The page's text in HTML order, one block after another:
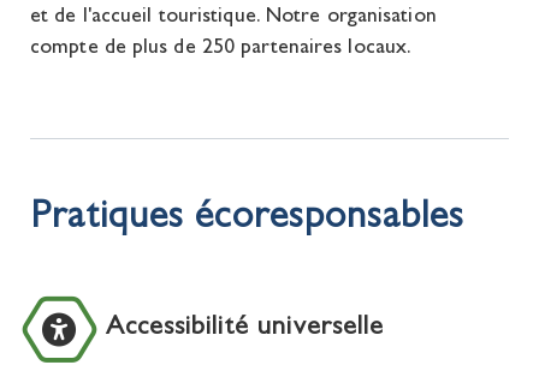
et de l'accueil touristique. Notre organisation
compte de plus de 250 partenaires locaux.
Pratiques écoresponsables
Accessibilité universelle